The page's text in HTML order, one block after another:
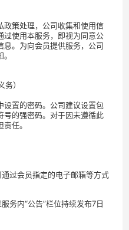
政策处理，公司收集和使用信
过使用本服务，即视为同意公
息。为向会员提供服务，公司
）
设置的密码。公司建议设置包
号的强密码。对于因未遵循此
任。
过会员指定的电子邮箱等方式
务内“公告”栏位持续发布7日